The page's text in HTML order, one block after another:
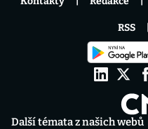
Další témata z našich webů
RSS